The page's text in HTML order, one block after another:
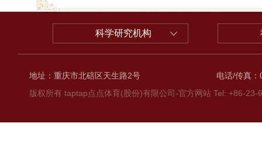
科学研究机构
地址：重庆市北碚区天生路2号
电话/传真
版权所有 taptap点点体育(股份)有限公司-官方网站 Tel: +86-23-